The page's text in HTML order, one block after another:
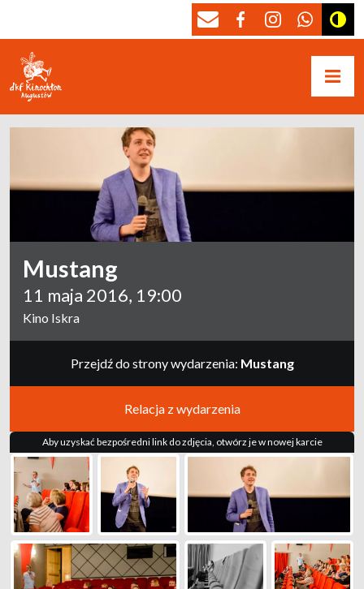
Mustang
11 maja 2016, 19:00
Kino Iskra
Przejdź do strony wydarzenia: Mustang
Relacja z wydarzenia
Aby uzyskać bezpośredni link do zdjęcia, otwórz je w nowej karcie